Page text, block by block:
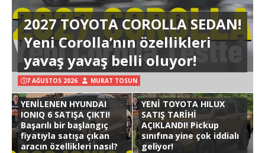
2027 TOYOTA COROLLA SEDAN!
Yeni Corolla’nın özellikleri
yavaş yavaş belli oluyor!
7 AĞUSTOS 2026 MURAT TOSUN
YENİLENEN HYUNDAI
IONIQ 6 SATIŞA ÇIKTI!
Başarılı bir başlangıç
fiyatıyla satışa çıkan
aracın özellikleri nasıl?
YENİ TOYOTA HILUX
SATIŞ TARİHİ
AÇIKLANDI! Pickup
sınıfına yine çok iddialı
geliyor!